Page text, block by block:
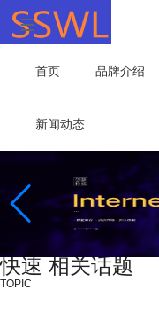
首页 品牌介绍
新闻动态
快速 相关话题
TOPIC